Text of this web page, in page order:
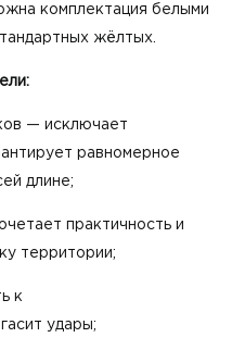
комплектация белыми
жёлтых.
— исключает
равномерное
длине;
практичность и
территории;
к
удары;